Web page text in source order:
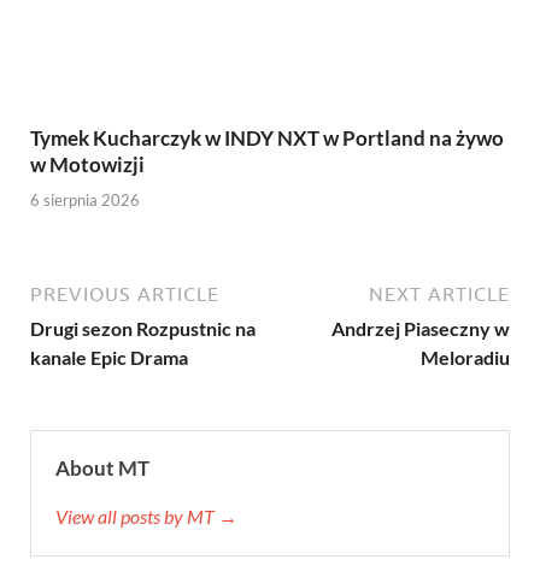
Tymek Kucharczyk w INDY NXT w Portland na żywo
w Motowizji
6 sierpnia 2026
PREVIOUS ARTICLE
Drugi sezon Rozpustnic na
kanale Epic Drama
NEXT ARTICLE
Andrzej Piaseczny w
Meloradiu
About MT
View all posts by MT →